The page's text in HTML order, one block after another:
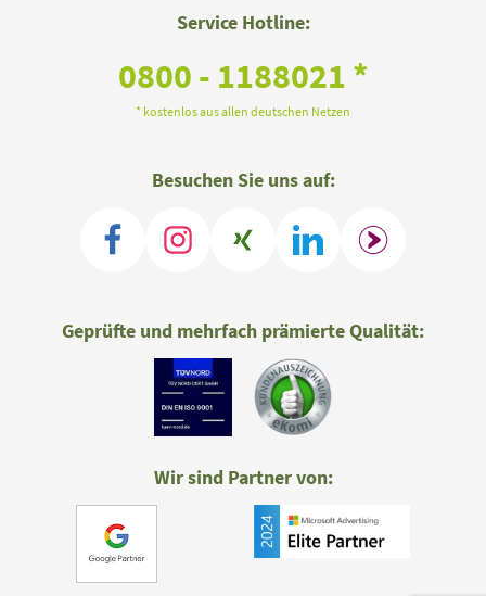
Service Hotline:
0800 - 1188021 *
* kostenlos aus allen deutschen Netzen
Besuchen Sie uns auf:
Geprüfte und mehrfach prämierte Qualität:
Wir sind Partner von: